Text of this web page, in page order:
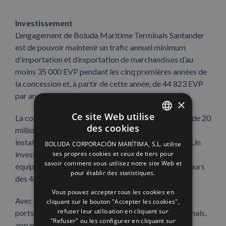
Investissement
L’engagement de Boluda Maritime Terminals Santander
est de pouvoir maintenir un trafic annuel minimum
d’importation et d’exportation de marchandises d’au
moins 35 000 EVP pendant les cinq premières années de
la concession et, à partir de cette année, de 44 823 EVP
par an.
La compagnie maritime envisage un investissement de 20
millions d’euros dans les travaux de génie civil, les
installations, la construction et l’achat de machines. Un
investissement qui, en incluant la réparation des
équipements, est estimé à 38,5 millions d’euros au cours
des 40 années prévues pour la concession.
Avec cette initiative, le port de Santander rejoint les
ports dans lesquels la filiale Boluda Maritime Terminals,
ENGLISH
FRENCH
×
Ce site Web utilise
des cookies
BOLUDA CORPORACIÓN MARÍTIMA, S.L. utilise
ses propres cookies et ceux de tiers pour
savoir comment vous utilisez notre site Web et
pour établir des statistiques.
Vous pouvez accepter tous les cookies en
cliquant sur le bouton "Accepter les cookies",
refuser leur utilisation en cliquant sur
"Refuser" ou les configurer en cliquant sur